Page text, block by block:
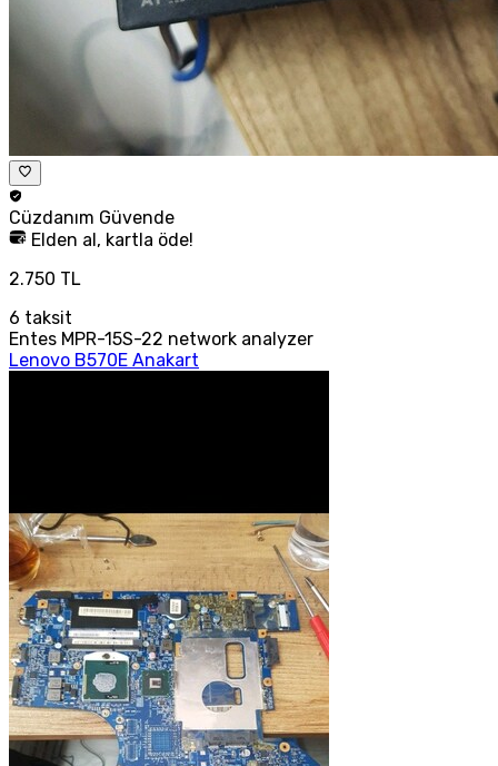
Cüzdanım Güvende
Elden al, kartla öde!
2.750 TL
6 taksit
Entes MPR-15S-22 network analyzer
Lenovo B570E Anakart